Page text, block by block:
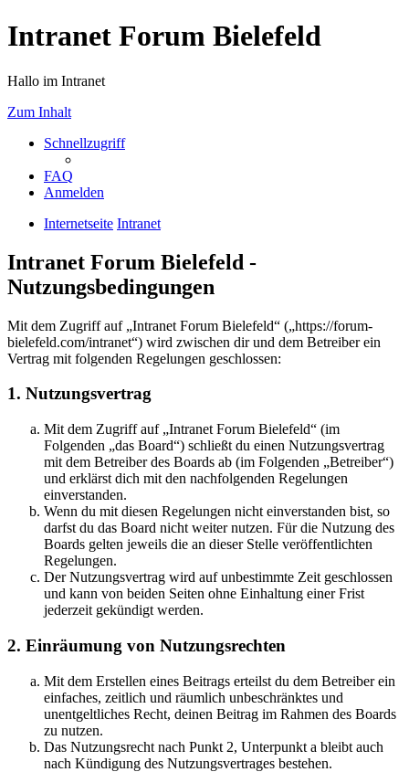
Intranet Forum Bielefeld
Hallo im Intranet
Zum Inhalt
Schnellzugriff
FAQ
Anmelden
Internetseite Intranet
Intranet Forum Bielefeld -
Nutzungsbedingungen
Mit dem Zugriff auf „Intranet Forum Bielefeld“ („https://forum-
bielefeld.com/intranet“) wird zwischen dir und dem Betreiber ein
Vertrag mit folgenden Regelungen geschlossen:
1. Nutzungsvertrag
Mit dem Zugriff auf „Intranet Forum Bielefeld“ (im
Folgenden „das Board“) schließt du einen Nutzungsvertrag
mit dem Betreiber des Boards ab (im Folgenden „Betreiber“)
und erklärst dich mit den nachfolgenden Regelungen
einverstanden.
Wenn du mit diesen Regelungen nicht einverstanden bist, so
darfst du das Board nicht weiter nutzen. Für die Nutzung des
Boards gelten jeweils die an dieser Stelle veröffentlichten
Regelungen.
Der Nutzungsvertrag wird auf unbestimmte Zeit geschlossen
und kann von beiden Seiten ohne Einhaltung einer Frist
jederzeit gekündigt werden.
2. Einräumung von Nutzungsrechten
Mit dem Erstellen eines Beitrags erteilst du dem Betreiber ein
einfaches, zeitlich und räumlich unbeschränktes und
unentgeltliches Recht, deinen Beitrag im Rahmen des Boards
zu nutzen.
Das Nutzungsrecht nach Punkt 2, Unterpunkt a bleibt auch
nach Kündigung des Nutzungsvertrages bestehen.